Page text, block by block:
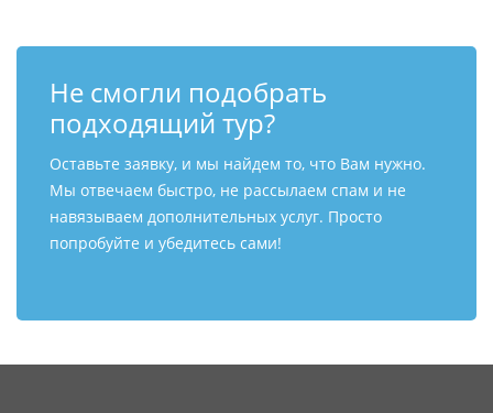
Не смогли подобрать
подходящий тур?
Оставьте заявку, и мы найдем то, что Вам нужно.
Мы отвечаем быстро, не рассылаем спам и не
навязываем дополнительных услуг. Просто
попробуйте и убедитесь сами!